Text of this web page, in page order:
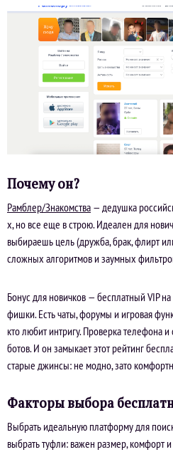
Почему он?
Рамблер/Знакомства — дедушка
х, но все еще в строю. Идеален для
выбираешь цель (дружба, брак, флирт
сложных алгоритмов и заумных
Бонус для новичков — бесплатный VIP
фишки. Есть чаты, форумы и игровая
кто любит интригу. Проверка телефона
ботов. И он замыкает этот рейтинг
старые джинсы: не модно, зато
Факторы выбора
Выбрать идеальную платформу для
выбрать туфли: важен размер, комфорт